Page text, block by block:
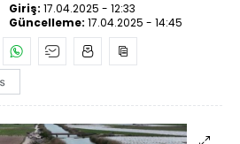
Giriş: 17.04.2025 - 12:33
Güncelleme: 17.04.2025 - 14:45